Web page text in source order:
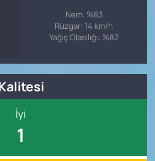
Nem: %83
Rüzgar: 14 km/h
Yağış Olasılığı: %82
İyi
1